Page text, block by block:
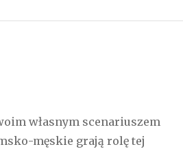
własnym scenariuszem
męskie grają rolę tej